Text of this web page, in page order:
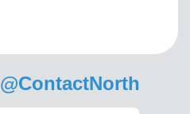
@ContactNorth